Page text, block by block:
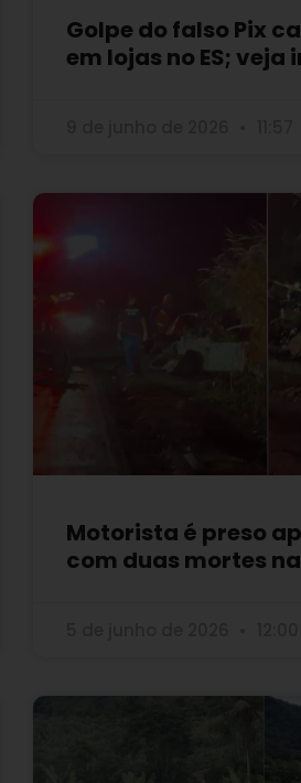
Golpe do falso Pix
em lojas no ES; veja
Motorista é preso
com duas mortes na